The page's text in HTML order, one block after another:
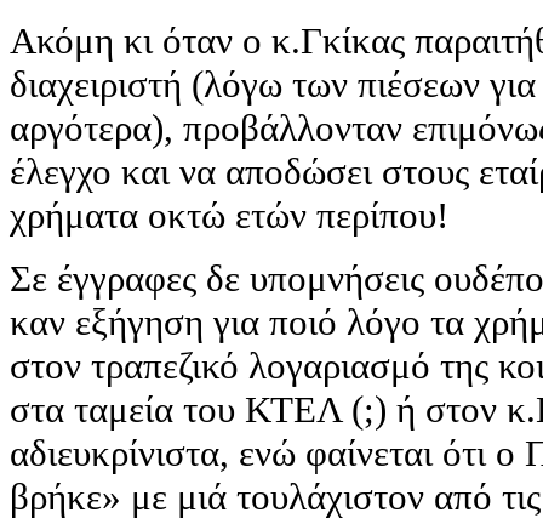
Ακόμη κι όταν ο κ.Γκίκας
διαχειριστή (λόγω των πιέσεων
αργότερα), προβάλλονταν
έλεγχο και να αποδώσει στους
χρήματα οκτώ ετών περίπου!
Σε έγγραφες δε υπομνήσεις
καν εξήγηση για ποιό λόγο τα
στον τραπεζικό λογαριασμό της
στα ταμεία του ΚΤΕΛ (;) ή στον
αδιευκρίνιστα, ενώ φαίνεται ότι
βρήκε» με μιά τουλάχιστον από